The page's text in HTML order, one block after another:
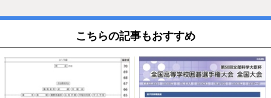
こちらの記事もおすすめ